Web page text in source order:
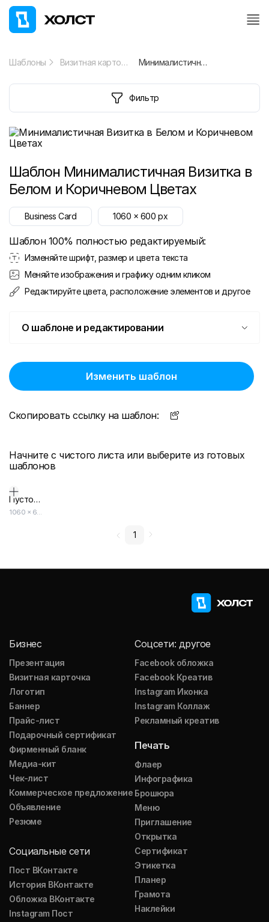
Шаблоны Визитная карточка Минималистичная Визитка в Белом и Коричневом Цветах
Фильтр
Шаблон Минималистичная Визитка в
Белом и Коричневом Цветах
Business Card 1060 x 600 px
Шаблон 100% полностью редактируемый:
Изменяйте шрифт, размер и цвета текста
Меняйте изображения и графику одним кликом
Редактируйте цвета, расположение элементов и другое
О шаблоне и редактировании
Изменить шаблон
Скопировать ссылку на шаблон:
Начните с чистого листа или выберите из готовых
шаблонов
Пустой дизайн-макет
1060 × 600
1
Бизнес
Презентация
Визитная карточка
Логотип
Баннер
Прайс-лист
Подарочный сертификат
Фирменный бланк
Медиа-кит
Чек-лист
Коммерческое предложение
Объявление
Резюме
Социальные сети
Пост ВКонтакте
История ВКонтакте
Обложка ВКонтакте
Instagram Пост
Соцсети: другое
Facebook обложка
Facebook Креатив
Instagram Иконка
Instagram Коллаж
Рекламный креатив
Печать
Флаер
Инфографика
Брошюра
Меню
Приглашение
Открытка
Сертификат
Этикетка
Планер
Грамота
Наклейки